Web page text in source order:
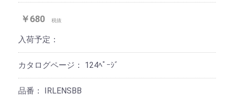
￥680 税抜
入荷予定：
カタログページ： 124ﾍﾟｰｼﾞ
品番： IRLENSBB